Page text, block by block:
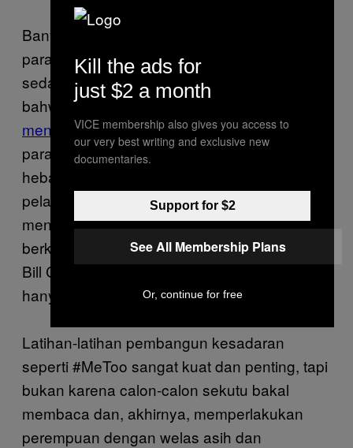
Banyak laki-laki bilang mereka mendukung
para penyintas, tapi gagal bertindak saat
sedang dibutuhkan. Tidak mengejutkan
bahwa gerakan-gerakan yang berupaya
mengakhiri kekerasan genderdigagas oleh
para penyintas. Dan, harus diakui, kami
hebat. Kami mengubah sesuatu. Pelajar-
pelajar penyintas mendesak sekolah untuk
menindak kekerasan seksual. Pelaku yang
berkuasa, dari Weinstein, Roger Ailes sampai
Bill Cosby, telah dipecat. Saya percaya ini
hanyalah
permulaan.
Latihan-latihan pembangun kesadaran
seperti #MeToo sangat kuat dan penting, tapi
bukan karena calon-calon sekutu bakal
membaca dan, akhirnya, memperlakukan
perempuan dengan welas asih dan
Kill the ads for
just $2 a month
VICE membership also gives you access to
our very best writing and exclusive new
documentaries.
Support for $2
See All Membership Plans
Or, continue for free